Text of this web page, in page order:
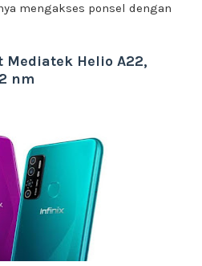
mengakses ponsel dengan
Helio A22,
nm